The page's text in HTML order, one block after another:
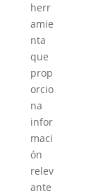
herr
amie
nta
que
prop
orcio
na
infor
maci
ón
relev
ante